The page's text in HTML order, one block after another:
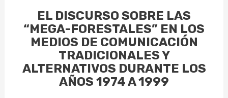
EL DISCURSO SOBRE LAS
“MEGA-FORESTALES” EN LOS
MEDIOS DE COMUNICACIÓN
TRADICIONALES Y
ALTERNATIVOS DURANTE LOS
AÑOS 1974 A 1999